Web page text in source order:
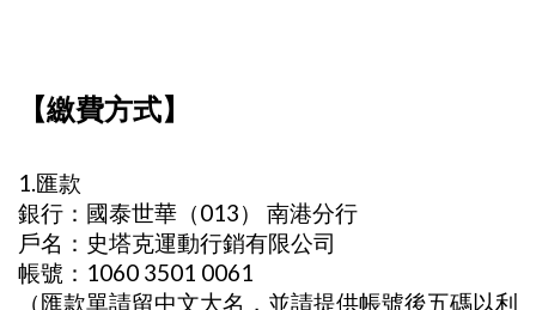
【繳費方式】
1.匯款
銀行：國泰世華（013） 南港分行
戶名：史塔克運動行銷有限公司
帳號：1060 3501 0061
（匯款單請留中文大名，並請提供帳號後五碼以利